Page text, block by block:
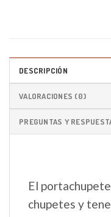
DESCRIPCIÓN
VALORACIONES (0)
PREGUNTAS Y
El
chupetes y